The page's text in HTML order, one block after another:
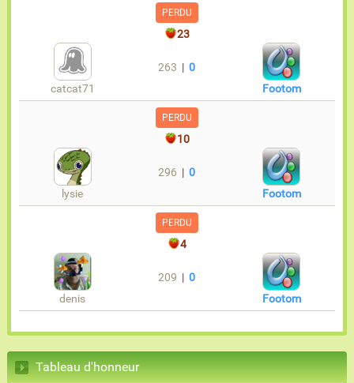
PERDU
23
catcat71
263 |0
Footom
PERDU
10
lysie
296 |0
Footom
PERDU
4
denis
209 |0
Footom
Tableau d'honneur